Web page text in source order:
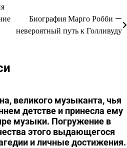
Биография Марго Робби —
невероятный путь к Голливуду
великого музыканта, чья
детстве и принесла ему
музыки. Погружение в
этого выдающегося
и личные достижения.